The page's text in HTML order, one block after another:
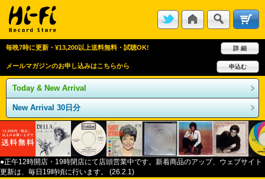
毎晩7時に更新・¥13,200以上送料無料・試聴OK! 詳 細
メールマガジンのお申し込みはこちらから 申込む
Today & New Arrival
New Arrival 30日分
●正午12時開店・ 19時閉店にて店頭営業中です。新着商品のアップ、ウェブサイト
更新は、毎日 19時頃に行います。 (26.2.1)